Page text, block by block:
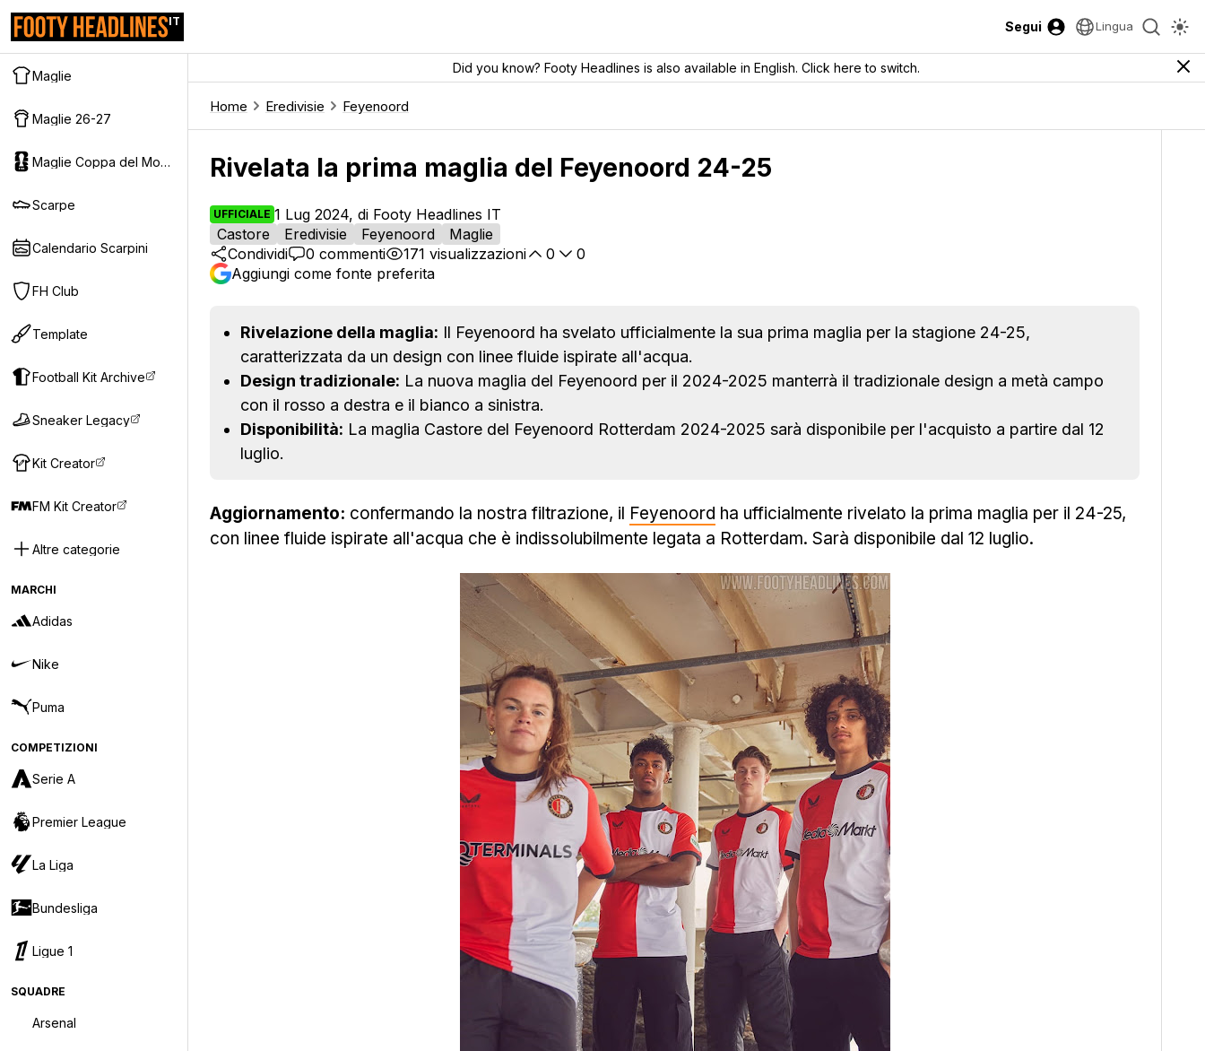
IT Segui Lingua
Maglie
Maglie 26-27
Maglie Coppa del Mondo 2026
Scarpe
Calendario Scarpini
FH Club
Template
Football Kit Archive
Sneaker Legacy
Kit Creator
FM Kit Creator
Altre categorie
MARCHI
Adidas
Nike
Puma
COMPETIZIONI
Serie A
Premier League
La Liga
Bundesliga
Ligue 1
SQUADRE
Arsenal
Did you know? Footy Headlines is also available in English. Click here to switch.
Home Eredivisie Feyenoord
Rivelata la prima maglia del Feyenoord 24-25
UFFICIALE 1 Lug 2024, di Footy Headlines IT
Castore
Eredivisie Feyenoord
Maglie
Condividi
0 commenti 171 visualizzazioni 0
0
Aggiungi come fonte preferita
Rivelazione della maglia: Il Feyenoord ha svelato ufficialmente la sua prima maglia per la stagione 24-25,
caratterizzata da un design con linee fluide ispirate all'acqua.
Design tradizionale: La nuova maglia del Feyenoord per il 2024-2025 manterrà il tradizionale design a metà campo
con il rosso a destra e il bianco a sinistra.
Disponibilità: La maglia Castore del Feyenoord Rotterdam 2024-2025 sarà disponibile per l'acquisto a partire dal 12
luglio.
Aggiornamento: confermando la nostra filtrazione, il Feyenoord ha ufficialmente rivelato la prima maglia per il 24-25,
con linee fluide ispirate all'acqua che è indissolubilmente legata a Rotterdam. Sarà disponibile dal 12 luglio.